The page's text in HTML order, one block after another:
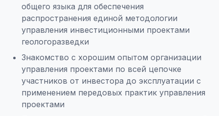
общего языка для обеспечения
распространения единой методологии
управления инвестиционными проектами
геологоразведки
Знакомство с хорошим опытом организации
управления проектами по всей цепочке
участников от инвестора до эксплуатации с
применением передовых практик управления
проектами